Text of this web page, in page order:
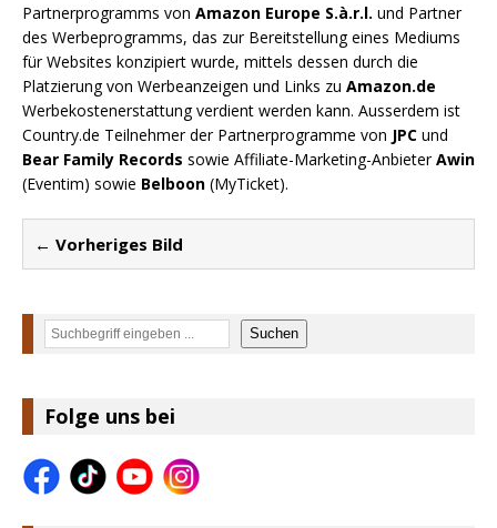
Partnerprogramms von Amazon Europe S.à.r.l. und Partner
des Werbeprogramms, das zur Bereitstellung eines Mediums
für Websites konzipiert wurde, mittels dessen durch die
Platzierung von Werbeanzeigen und Links zu Amazon.de
Werbekostenerstattung verdient werden kann. Ausserdem ist
Country.de Teilnehmer der Partnerprogramme von JPC und
Bear Family Records sowie Affiliate-Marketing-AnbieterAwin
(Eventim) sowie Belboon (MyTicket).
← Vorheriges Bild
Suchen Suchen
Folge uns bei